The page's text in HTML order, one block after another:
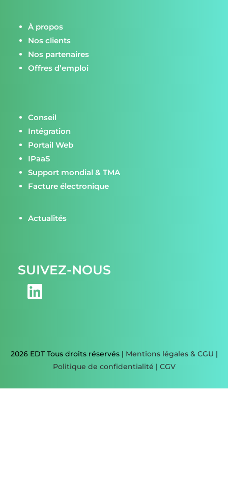
À propos
Nos clients
Nos partenaires
Offres d’emploi
Conseil
Intégration
Portail Web
IPaaS
Support mondial & TMA
Facture électronique
Actualités
SUIVEZ-NOUS
2026 EDT Tous droits réservés | Mentions légales & CGU |
Politique de confidentialité | CGV